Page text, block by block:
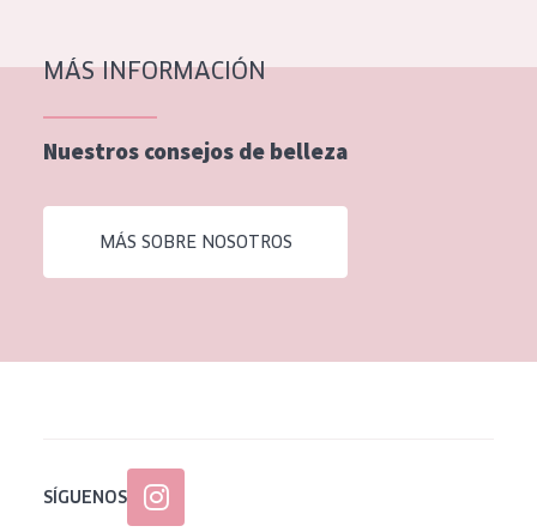
Piel madura
Piel menopáusica
EDAD
MÁS INFORMACIÓN
Nuestros consejos de belleza
MÁS SOBRE NOSOTROS
SÍGUENOS